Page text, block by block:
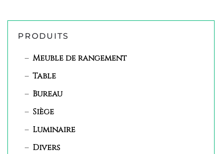
PRODUITS
Meuble de rangement
Table
Bureau
Siège
Luminaire
Divers